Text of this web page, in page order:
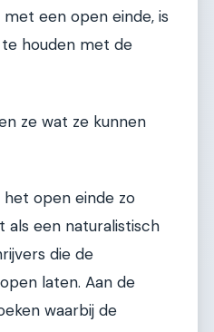
een open einde, is
houden met de
ze wat ze kunnen
het open einde zo
als een naturalistisch
die de
laten. Aan de
waarbij de